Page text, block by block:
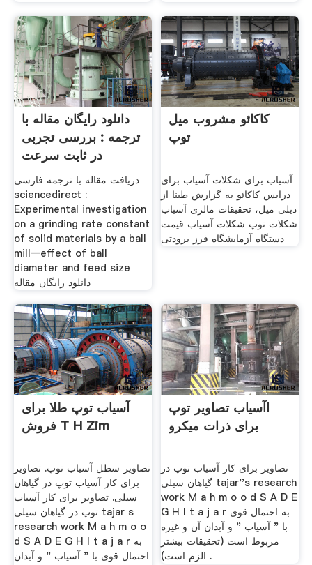
دانلود رایگان مقاله با
ترجمه : بررسی تجربی
در ثابت سرعت
دریافت مقاله با ترجمه فارسی
sciencedirect :
Experimental investigation
on a grinding rate constant
of solid materials by a ball
mill—effect of ball
diameter and feed size
دانلود رایگان مقاله
کاکائو مشروب میل
توپ
آسیاب برای شکلات آسیاب برای
درایس کاکائو به گزارش طبنا از
دیلی میل، تحقیقات مالزی آسیاب
شکلات توپ شکلات آسیاب قیمت
دستگاه آزمایشگاه فرز برودتی
آسیاب توپ طلا برای
فروش T H Zim
تصاویر سطل آسیاب توپ. تصاویر
برای کار آسیاب توپ در گیاهان
سیلی. تصاویر برای کار آسیاب
توپ در گیاهان سیلی tajar s
research work M a h m o o
d S A D E G H I t a j a r به
احتمال قوی با " آسیاب " و آبدان
اآسیاب تصاویر توپ
برای ذرات میکرو
تصاویر برای کار آسیاب توپ در
گیاهان سیلی tajar''s research
work M a h m o o d S A D E
G H I t a j a r به احتمال قوی
با " آسیاب " و آبدان آن و غیره
مربوط است (تحقیقات بیشتر
الزم است) .